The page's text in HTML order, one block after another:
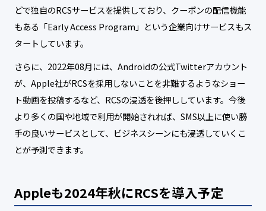
どで独自のRCSサービスを提供しており、クーポンの配信機能
もある「Early Access Program」という企業向けサービスもス
タートしています。
さらに、2022年08月には、Androidの公式Twitterアカウント
が、Apple社がRCSを採用しないことを非難するようなショー
ト動画を投稿するなど、RCSの浸透を後押ししています。今後
より多くの国や地域で利用が開始されれば、SMS以上に使い勝
手の良いサービスとして、ビジネスシーンにも浸透していくこ
とが予測できます。
Appleも2024年秋にRCSを導入予定